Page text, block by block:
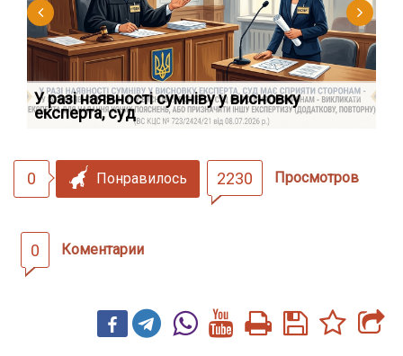
У разі наявності сумніву у висновку
експерта, суд
0 Понравилось 2230 Просмотров
0 Коментарии